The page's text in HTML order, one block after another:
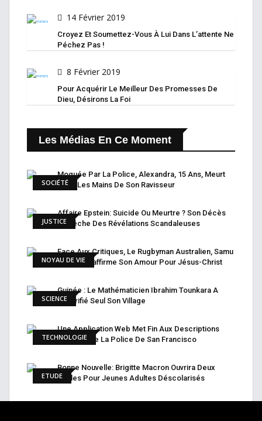
14 Février 2019
Croyez Et Soumettez-Vous À Lui Dans L’attente Ne
Péchez Pas !
8 Février 2019
Pour Acquérir Le Meilleur Des Promesses De
Dieu, Désirons La Foi
Les Médias En Ce Moment
SOCIÉTÉ
Moquée Par La Police, Alexandra, 15 Ans, Meurt
Entre Les Mains De Son Ravisseur
JUSTICE
Affaire Epstein: Suicide Ou Meurtre ? Son Décès
Empêche Des Révélations Scandaleuses
NOYAU DE VIE
Face Aux Critiques, Le Rugbyman Australien, Samu
Kerevi, Réaffirme Son Amour Pour Jésus-Christ
SCIENCE
Guinée : Le Mathématicien Ibrahim Tounkara A
Électrifié Seul Son Village
TECHNOLOGIE
Une Application Web Met Fin Aux Descriptions
Raciales De La Police De San Francisco
ETUDE
Bonne Nouvelle: Brigitte Macron Ouvrira Deux
Écoles Pour Jeunes Adultes Déscolarisés